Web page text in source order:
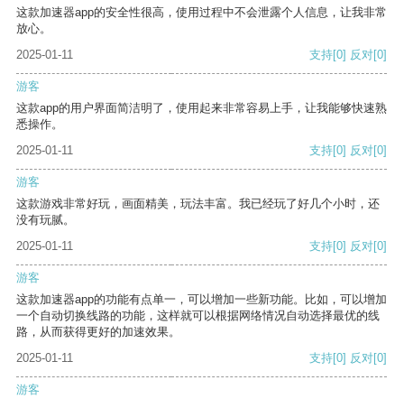
这款加速器app的安全性很高，使用过程中不会泄露个人信息，让我非常
放心。
2025-01-11
支持[0] 反对[0]
游客
这款app的用户界面简洁明了，使用起来非常容易上手，让我能够快速熟
悉操作。
2025-01-11
支持[0] 反对[0]
游客
这款游戏非常好玩，画面精美，玩法丰富。我已经玩了好几个小时，还
没有玩腻。
2025-01-11
支持[0] 反对[0]
游客
这款加速器app的功能有点单一，可以增加一些新功能。比如，可以增加
一个自动切换线路的功能，这样就可以根据网络情况自动选择最优的线
路，从而获得更好的加速效果。
2025-01-11
支持[0] 反对[0]
游客